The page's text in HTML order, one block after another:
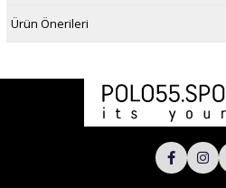
Ürün Önerileri